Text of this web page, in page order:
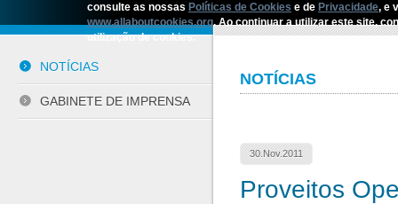
consulte as nossas Políticas de Cookies e de Privacidade, e
www.allaboutcookies.org. Ao continuar a utilizar este site,
utilização de cookies.
NOTÍCIAS
GABINETE DE IMPRENSA
Início › Comunicação › Notícias
NOTÍCIAS
30.Nov.2011
Proveitos